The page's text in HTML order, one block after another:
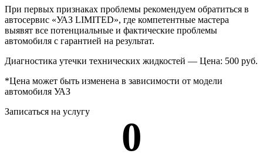
При первых признаках проблемы рекомендуем обратиться в
автосервис «УАЗ LIMITED», где компетентные мастера
выявят все потенциальные и фактические проблемы
автомобиля с гарантией на результат.
Диагностика утечки технических жидкостей — Цена: 500 руб.
*Цена может быть изменена в зависимости от модели
автомобиля УАЗ
Записаться на услугу
0